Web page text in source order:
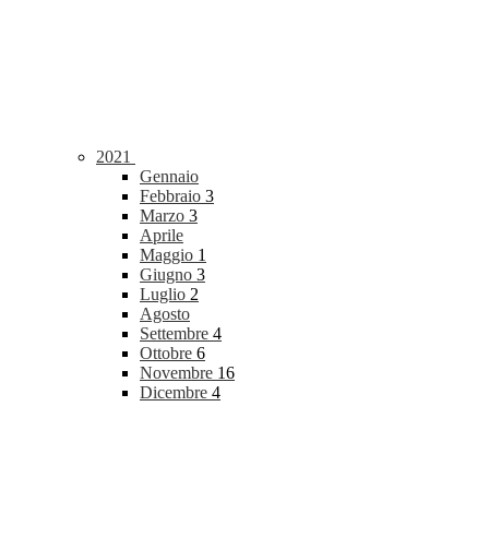
2021
Gennaio
Febbraio 3
Marzo 3
Aprile
Maggio 1
Giugno 3
Luglio 2
Agosto
Settembre 4
Ottobre 6
Novembre 16
Dicembre 4